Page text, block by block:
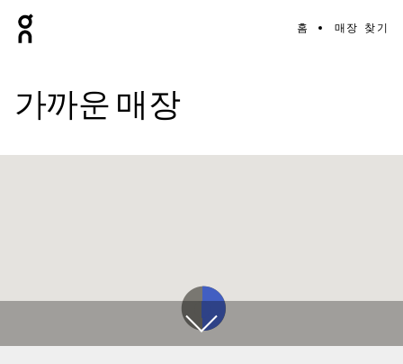
홈 매장 찾기
가까운 매장